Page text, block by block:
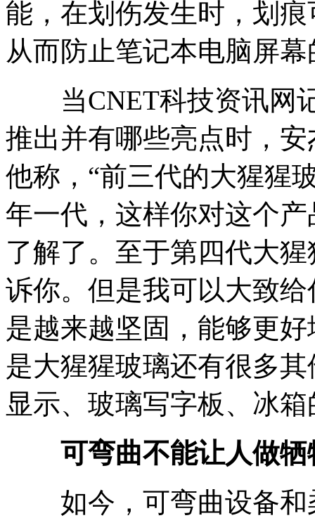
能，在划伤发生时，划
从而防止笔记本电脑屏
当CNET科技资讯网
推出并有哪些亮点时，
他称，“前三代的大猩猩
年一代，这样你对这个
了解了。至于第四代大
诉你。但是我可以大致
是越来越坚固，能够更
是大猩猩玻璃还有很多
显示、玻璃写字板、冰
可弯曲不能让人做牺
如今，可弯曲设备和